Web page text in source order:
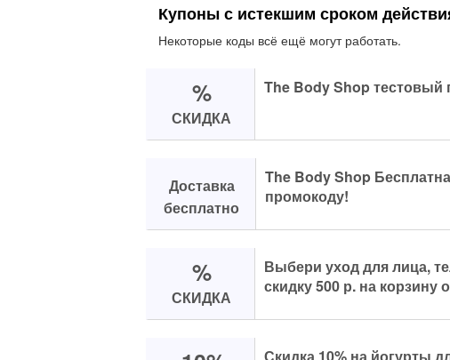
Купоны с истекшим сроком
Некоторые коды всё ещё могут работать.
%
СКИДКА
The Body Shop тестовый
Доставка
бесплатно
The Body Shop
промокоду!
%
СКИДКА
Выбери уход для лица,
скидку 500 р. на корзину